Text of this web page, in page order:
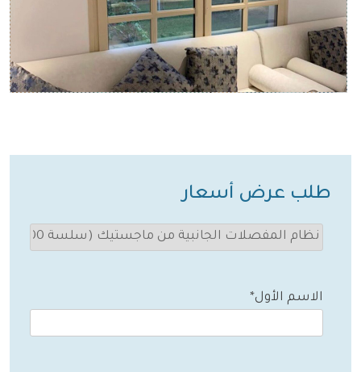
طلب عرض أسعار
الاسم الأول*